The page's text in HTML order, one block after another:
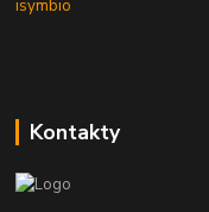
isymbio
Kontakty